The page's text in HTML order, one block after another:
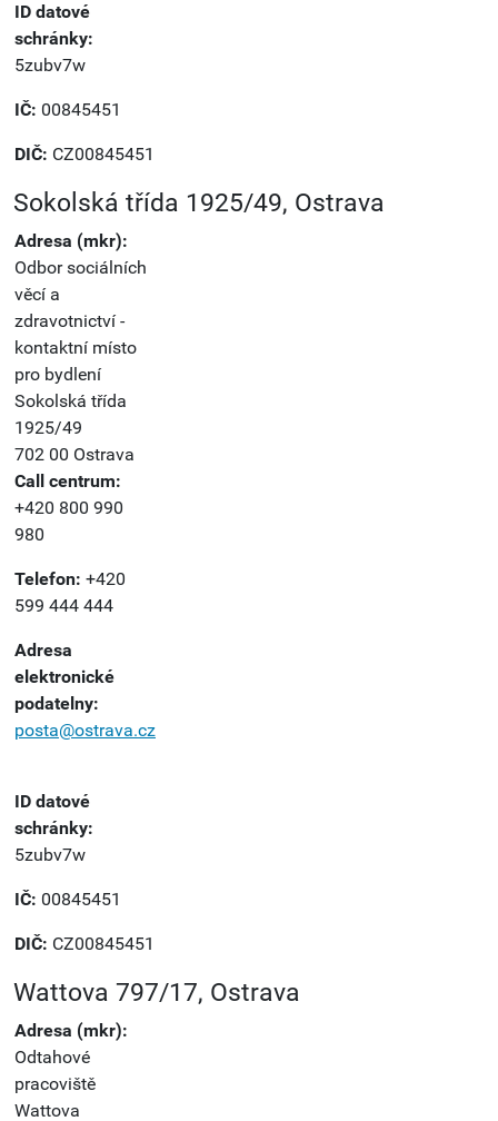
ID datové
schránky:
5zubv7w
IČ: 00845451
DIČ: CZ00845451
Sokolská třída 1925/49, Ostrava
Adresa (mkr):
Odbor sociálních
věcí a
zdravotnictví -
kontaktní místo
pro bydlení
Sokolská třída
1925/49
702 00 Ostrava
Call centrum:
+420 800 990
980
Telefon: +420
599 444 444
Adresa
elektronické
podatelny:
posta@ostrava.cz
ID datové
schránky:
5zubv7w
IČ: 00845451
DIČ: CZ00845451
Wattova 797/17, Ostrava
Adresa (mkr):
Odtahové
pracoviště
Wattova